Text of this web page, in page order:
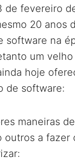
de fevereiro
20 anos
software na
um velho
hoje
de software:
maneiras
outros a fazer